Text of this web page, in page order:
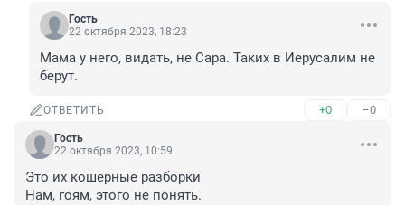
Гость
22 октября 2023, 18:23
Мама у него, видать, не Сара. Таких в Иерусалим не
берут.
ОТВЕТИТЬ +0 –0
Гость
22 октября 2023, 10:59
Это их кошерные разборки
Нам, гоям, этого не понять.